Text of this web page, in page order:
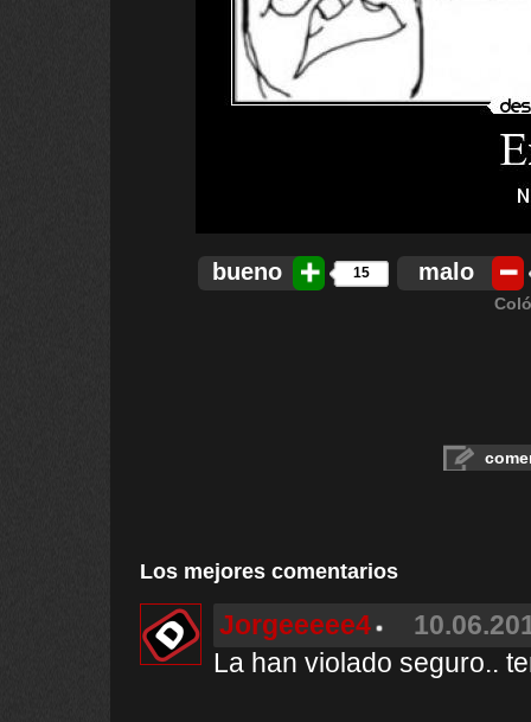
bueno 15 malo
Los mejores comentarios
Jorgeeeee4
La han violado seguro..